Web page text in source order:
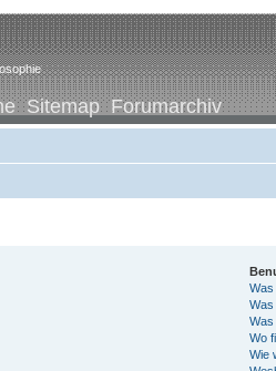
Sitemap Forumarchiv
Was
Was
Was
Wo
Wie